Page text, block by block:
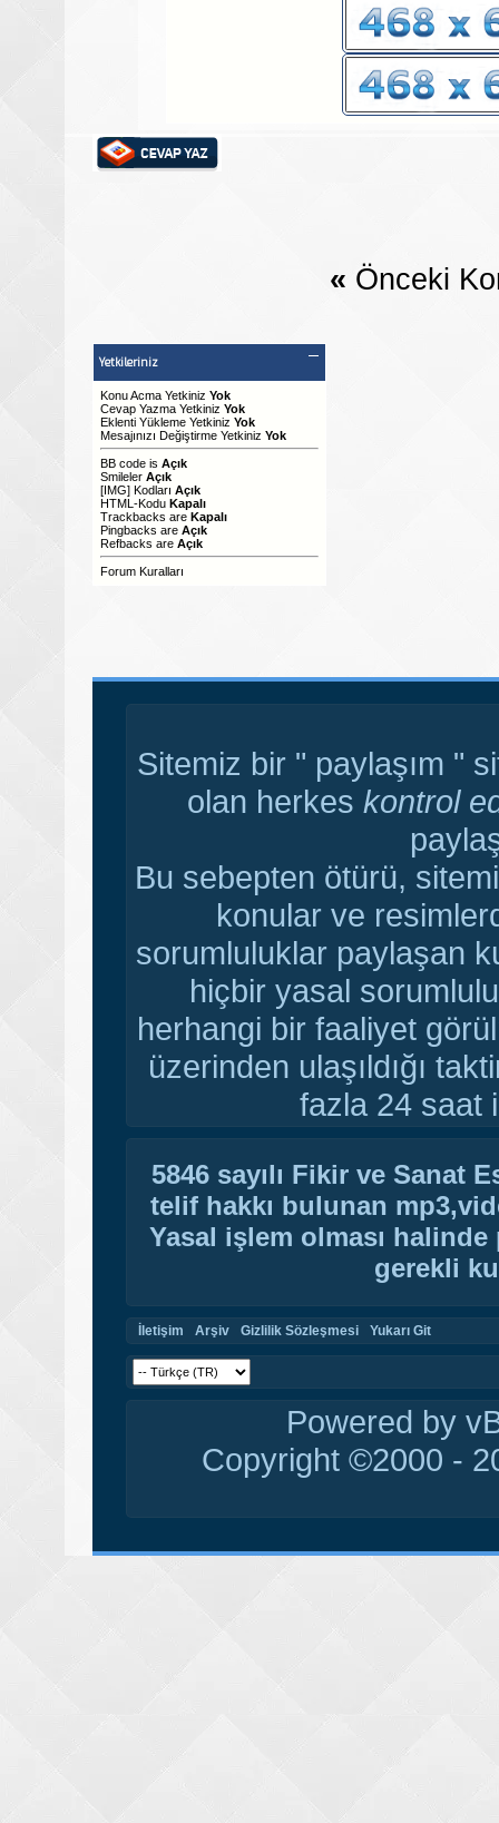
« Önceki
Yetkileriniz
Konu Acma Yetkiniz Yok
Cevap Yazma Yetkiniz Yok
Eklenti Yükleme Yetkiniz Yok
Mesajınızı Değiştirme Yetkiniz Yok
BB code is Açık
Smileler Açık
[IMG] Kodları Açık
HTML-Kodu Kapalı
Trackbacks are Kapalı
Pingbacks are Açık
Refbacks are Açık
Forum Kuralları
Sitemiz bir " paylaşım "
olan herkes kontrol
Bu sebepten ötürü,
konular ve
sorumluluklar paylaşan
hiçbir yasal
herhangi bir faaliyet
üzerinden ulaşıldığı
fazla 24 saat
5846 sayılı Fikir ve Sanat
telif hakkı bulunan
Yasal işlem olması
gerekli
İletişim Arşiv Gizlilik Sözleşmesi Yukarı Git
Powered by
Copyright ©2000 -